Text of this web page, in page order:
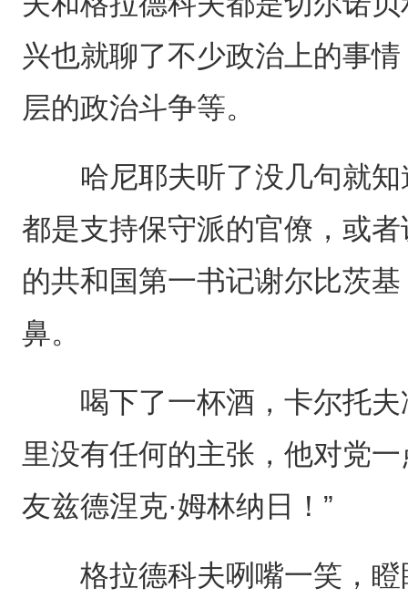
兴也就聊了不少政治上的事
层的政治斗争等。
哈尼耶夫听了没几句就知
都是支持保守派的官僚，或
的共和国第一书记谢尔比茨
鼻。
喝下了一杯酒，卡尔托夫
里没有任何的主张，他对党
友兹德涅克·姆林纳日！”
格拉德科夫咧嘴一笑，瞪